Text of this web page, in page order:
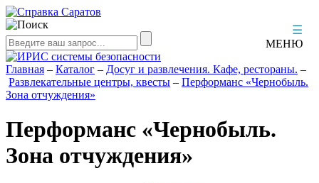
☰
МЕНЮ
Главная – Каталог – Досуг и развлечения. Кафе, рестораны. –
Развлекательные центры, квесты – Перформанс «Чернобыль.
Зона отчуждения»
Перформанс «Чернобыль.
Зона отчуждения»